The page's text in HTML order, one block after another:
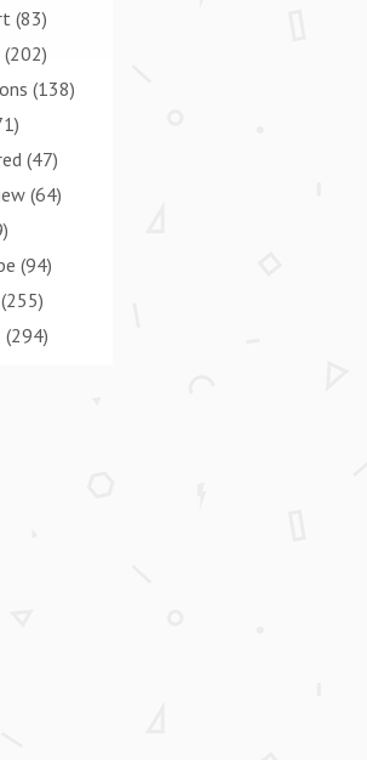
(83)
(202)
(138)
(47)
(64)
(94)
(255)
(294)